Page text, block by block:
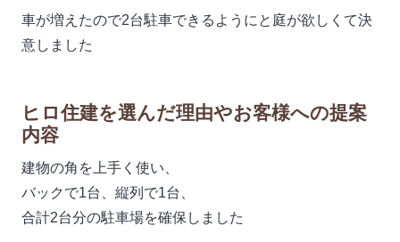
車が増えたので2台駐車できるようにと庭が欲しくて決
意しました
ヒロ住建を選んだ理由やお客様への提案
内容
建物の角を上手く使い、
バックで1台、縦列で1台、
合計2台分の駐車場を確保しました